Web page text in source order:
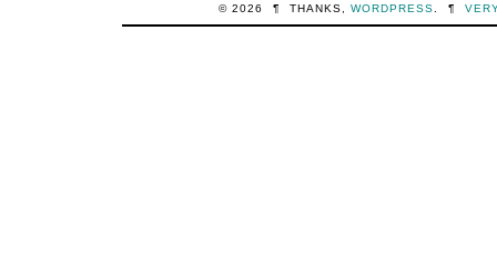
© 2026 ¶ THANKS, WORDPRESS ¶